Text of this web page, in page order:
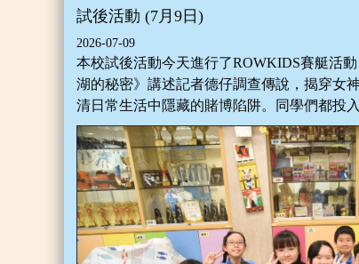
試後活動 (7月9日)
2026-07-09
本校試後活動今天進行了ROWKIDS賽艇活
湖的秘密》講述記者德仔調查傳說，揭穿女
清日常生活中隱藏的賭博陷阱。同學們都投